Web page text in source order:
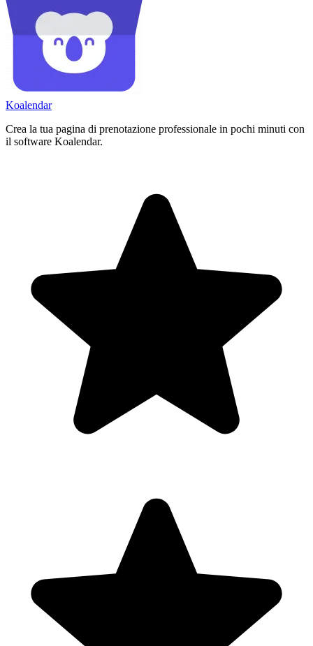
Koalendar
Crea la tua pagina di prenotazione professionale in pochi minuti con
il software Koalendar.